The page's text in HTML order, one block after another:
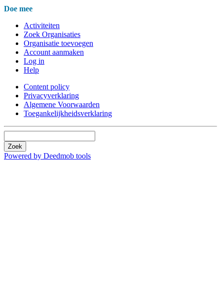
Doe mee
Activiteiten
Zoek Organisaties
Organisatie toevoegen
Account aanmaken
Log in
Help
Content policy
Privacyverklaring
Algemene Voorwaarden
Toegankelijkheidsverklaring
Zoek
Powered by Deedmob tools